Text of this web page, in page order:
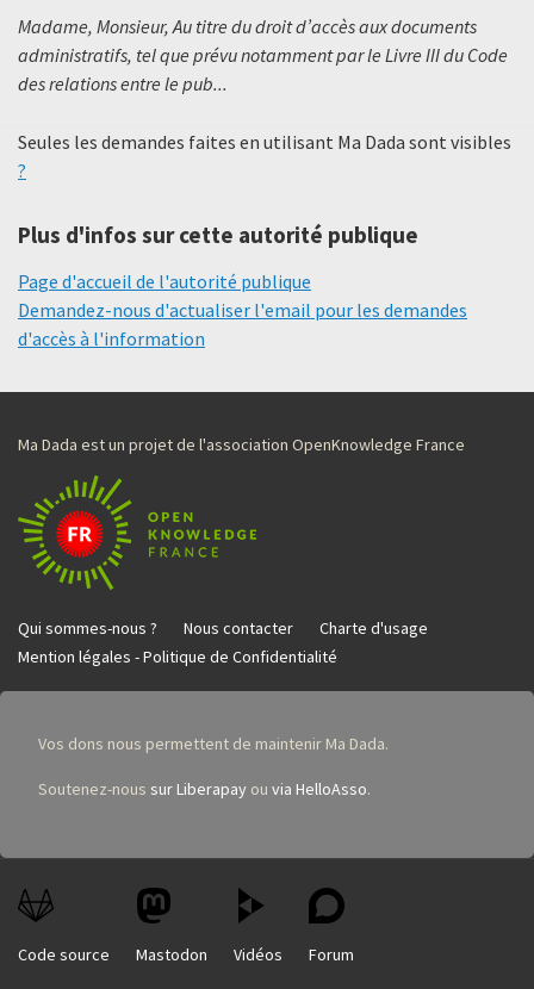
Madame, Monsieur, Au titre du droit d’accès aux documents
administratifs, tel que prévu notamment par le Livre III du Code
des relations entre le pub...
Seules les demandes faites en utilisant Ma Dada sont visibles
?
Plus d'infos sur cette autorité publique
Page d'accueil de l'autorité publique
Demandez-nous d'actualiser l'email pour les demandes
d'accès à l'information
Ma Dada est un projet de l'association OpenKnowledge France
Qui sommes-nous ? Nous contacter
Charte d'usage
Mention légales - Politique de Confidentialité
Vos dons nous permettent de maintenir Ma Dada.
Soutenez-nous sur Liberapay ou via HelloAsso.
Code source Mastodon Vidéos Forum